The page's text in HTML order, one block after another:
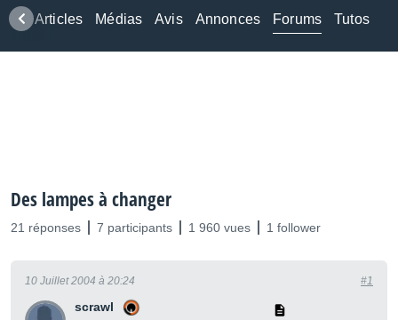
Articles Médias Avis Annonces Forums Tutos
Des lampes à changer
21 réponses 7 participants 1 960 vues 1 follower
scrawl
10 Juillet 2004 à 20:24 #1